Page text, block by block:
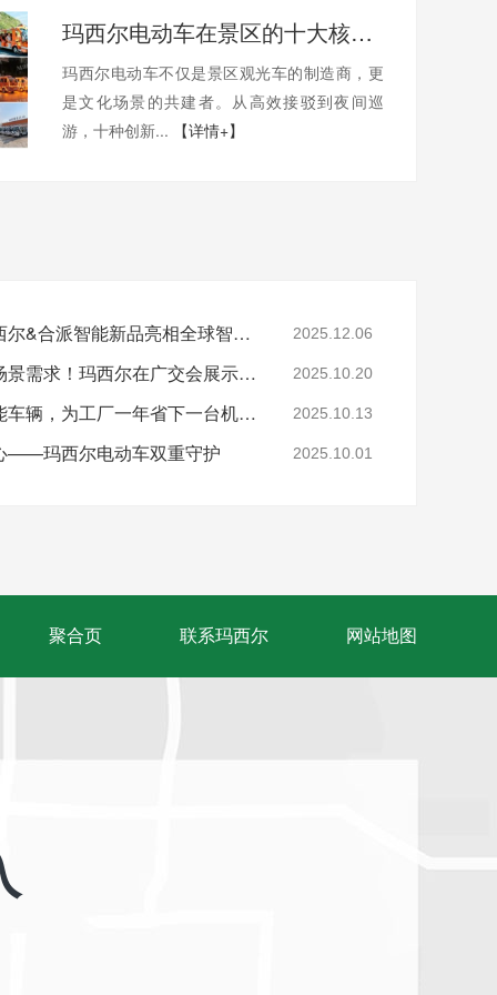
玛西尔电动车在景区的十大核心应用场景
玛西尔电动车不仅是景区观光车的制造商，更
是文化场景的共建者。从高效接驳到夜间巡
游，十种创新...
【详情+】
湾区智造热潮涌动，玛西尔&合派智能新品亮相全球智能机械与电子产品博览会 2025.12.06
硬核展品吸睛，覆盖全场景需求！玛西尔在广交会展示智造实力与绿色方案 2025.10.20
告别传统后勤：三大智能车辆，为工厂一年省下一台机器钱 2025.10.13
——玛西尔电动车双重守护 2025.10.01
聚合页 联系玛西尔 网站地图